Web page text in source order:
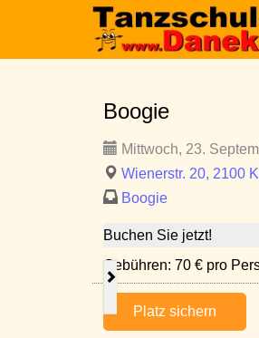
Boogie
Mittwoch, 23.
Wienerstr. 20, 2100
Boogie
Buchen Sie jetzt!
Gebühren: 70 € pro
Platz sichern